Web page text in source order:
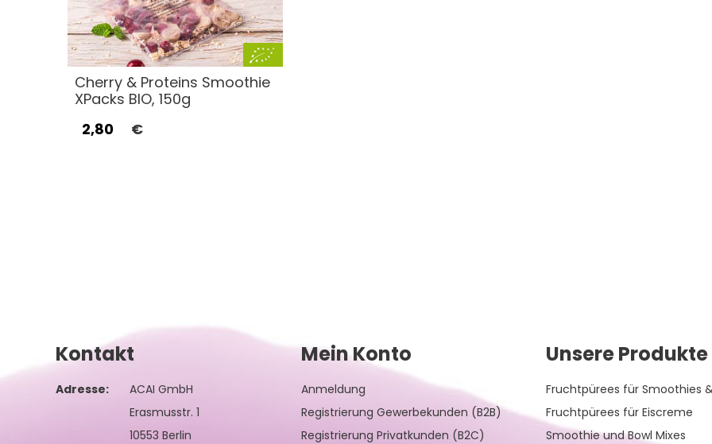
Cherry & Proteins Smoothie
XPacks BIO, 150g
2,80
€
Kontakt
Adresse:
ACAI GmbH
Erasmusstr. 1
10553 Berlin
Mein Konto
Anmeldung
Registrierung Gewerbekunden (B2B)
Registrierung Privatkunden (B2C)
Unsere Produkte
Fruchtpürees für Smoothies
Fruchtpürees für Eiscreme
Smoothie und Bowl Mixes